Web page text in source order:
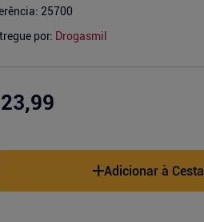
: 25700
por: Drogasmil
Adicionar à Cesta